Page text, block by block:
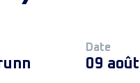
Date
09